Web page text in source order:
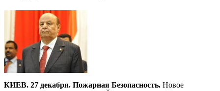
КИЕВ. 27 декабря. Пожарная Безопасность. Новое